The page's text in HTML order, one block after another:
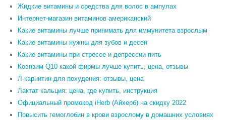
Жидкие витамины и средства для волос в ампулах
Интернет-магазин витаминов американский
Какие витамины лучше принимать для иммунитета взрослым
Какие витамины нужны для зубов и десен
Какие витамины при стрессе и депрессии пить
Коэнзим Q10 какой фирмы лучше купить, цена, отзывы
Л-карнитин для похудения: отзывы, цена
Лактат кальция: цена, где купить, инструкция
Официальный промокод iHerb (Айхерб) на скидку 2022
Повысить гемоглобин в крови взрослому в домашних условиях